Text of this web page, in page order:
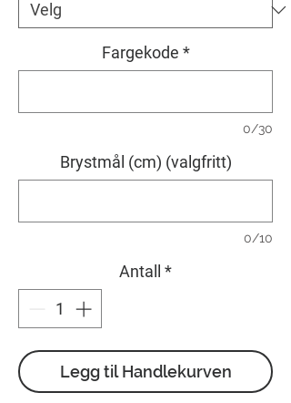
Fargekode *
0/30
Brystmål (cm) (valgfritt)
0/10
Antall *
Legg til Handlekurven